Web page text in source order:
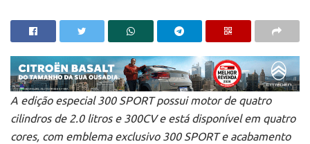
A edição especial 300 SPORT possui motor de quatro
cilindros de 2.0 litros e 300CV e está disponível em quatro
cores, com emblema exclusivo 300 SPORT e acabamento